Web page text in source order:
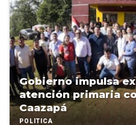
Gobierno impulsa
atención primaria
Caazapá
POLÍTICA